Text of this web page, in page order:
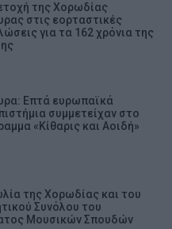
της Χορωδίας
στις εορταστικές
για τα 162 χρόνια της
Επτά ευρωπαϊκά
συμμετείχαν στο
«Κίθαρις και Αοιδή»
της Χορωδίας και του
Συνόλου του
Μουσικών Σπουδών